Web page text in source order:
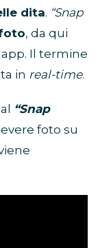
dita. “Snap
, da qui
Il termine
in real-time.
“Snap
foto su